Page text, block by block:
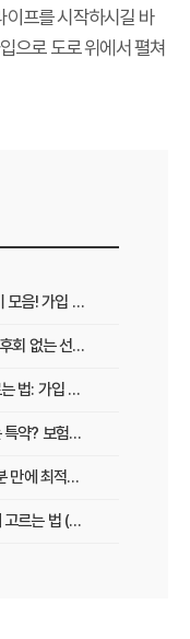
이프를 시작하시길 바
으로 도로 위에서 펼쳐
운전자보험비교사이트, 실제 사용 후기 모음! 가입 전 반드시 봐야 할 꿀팁
운전자보험비교사이트, 왜 필수일까? 후회 없는 선택을 위한 3가지 핵심 질문
운전자보험 비교사이트 현명하게 고르는 법: 가입 전 놓치지 말아야 할 체크리스트
운전자보험비교사이트로만 알 수 있는 특약? 보험료 절감 비법 공개
복잡한 운전자보험, 비교사이트로 10분 만에 최적의 설계 끝내는 법
운전자보험, 비교사이트에서 현명하게 고르는 법 (보장 VS 가격)